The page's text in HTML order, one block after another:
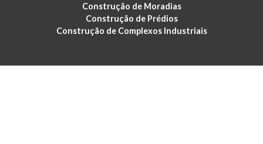
Construção de Moradias
Construção de Prédios
Construção de Complexos Industriais